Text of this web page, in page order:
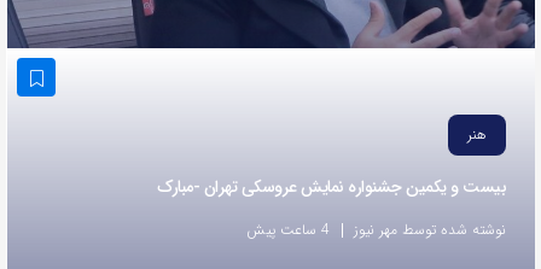
می‌توانید
این
دوستان
خود
هنر
بیست و یکمین جشنواره نمایش عروسکی تهران -مبارک
نوشته شده توسط مهر نیوز 4 ساعت پیش